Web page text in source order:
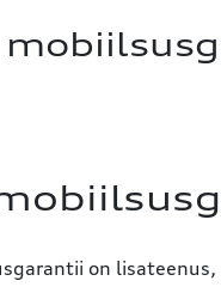
on lisateenus,